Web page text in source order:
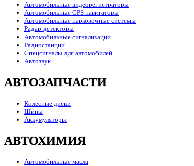
Автомобильные видеорегистраторы
Автомобильные GPS навигаторы
Автомобильные парковочные системы
Радар-детекторы
Автомобильные сигнализации
Радиостанции
Спецсигналы для автомобилей
Автозвук
АВТОЗАПЧАСТИ
Колесные диски
Шины
Аккумуляторы
АВТОХИМИЯ
Автомобильные масла